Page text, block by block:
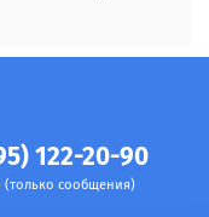
122-20-90
(только сообщения)